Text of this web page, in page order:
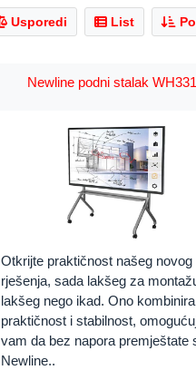
List
Usporedi
Newline podni stalak
Otkrijte praktičnost našeg novog
rješenja, sada lakšeg za
lakšeg nego ikad. Ono kombinira
praktičnost i stabilnost,
vam da bez napora premještate
Newline..